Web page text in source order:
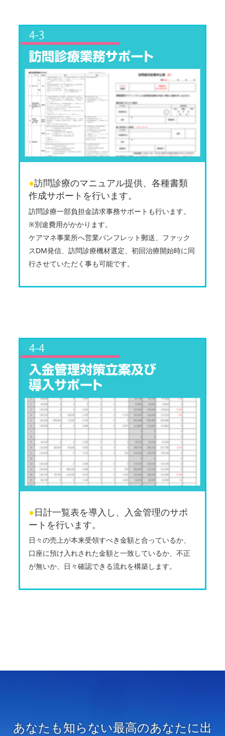
●訪問診療のマニュアル提供、各種書類
作成サポートを行います。
訪問診療一部負担金請求事務サポートも行います。
※別途費用がかかります。
ケアマネ事業所へ営業パンフレット郵送、ファック
スDM発信、訪問診療機材選定、初回治療開始時に同
行させていただく事も可能です。
●日計一覧表を導入し、入金管理のサポ
ートを行います。
日々の売上が本来受領すべき金額と合っているか、
口座に預け入れされた金額と一致しているか、不正
が無いか、日々確認できる流れを構築します。
あなたも知らない最高のあなたに出